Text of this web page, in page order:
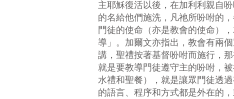
主耶穌復活以後，在加利利親自
的名給他們施洗，凡祂所吩咐的
門徒的使命（亦是教會的使命）
導」。加爾文亦指出，教會有兩
講，聖禮按著基督吩咐而施行，
就是要教導門徒遵守主的吩咐，
水禮和聖餐），就是讓眾門徒透
的語言、程序和方式都是外在的